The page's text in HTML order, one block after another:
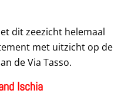
dit zeezicht helemaal
met uitzicht op de
de Via Tasso.
Ischia